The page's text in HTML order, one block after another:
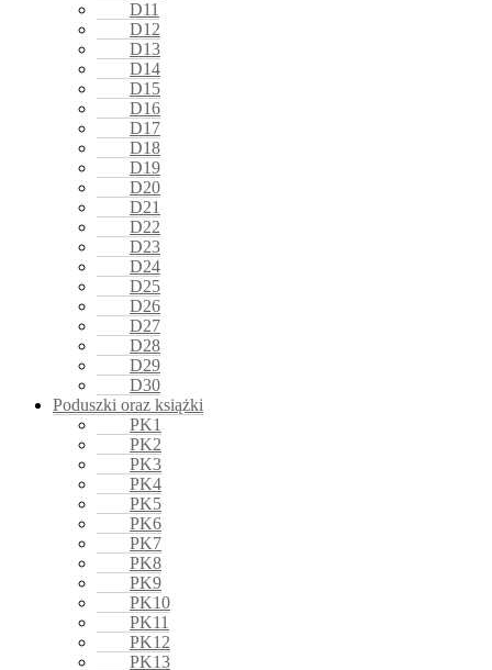
D11
D12
D13
D14
D15
D16
D17
D18
D19
D20
D21
D22
D23
D24
D25
D26
D27
D28
D29
D30
Poduszki oraz książki
PK1
PK2
PK3
PK4
PK5
PK6
PK7
PK8
PK9
PK10
PK11
PK12
PK13